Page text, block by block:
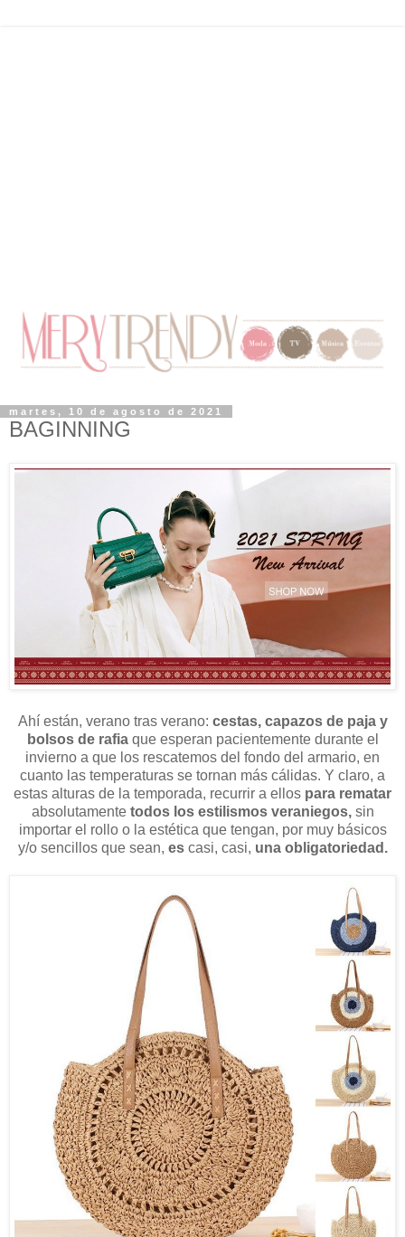
martes, 10 de agosto de 2021
BAGINNING
Ahí están, verano tras verano: cestas, capazos de paja y
bolsos de rafia que esperan pacientemente durante el
invierno a que los rescatemos del fondo del armario, en
cuanto las temperaturas se tornan más cálidas. Y claro, a
estas alturas de la temporada, recurrir a ellos para rematar
absolutamente todos los estilismos veraniegos,sin
importar el rollo o la estética que tengan, por muy básicos
y/o sencillos que sean, escasi, casi, una obligatoriedad.